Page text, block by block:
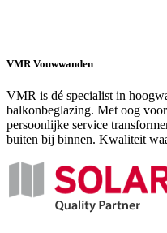
VMR Vouwwanden
VMR is dé specialist in
balkonbeglazing. Met oog
persoonlijke service
buiten bij binnen. Kwaliteit